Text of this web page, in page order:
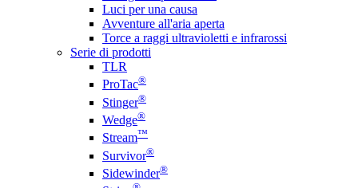
Luci per una causa
Avventure all'aria aperta
Torce a raggi ultravioletti e infrarossi
Serie di prodotti
TLR
ProTac®
Stinger®
Wedge®
Stream™
Survivor®
Sidewinder®